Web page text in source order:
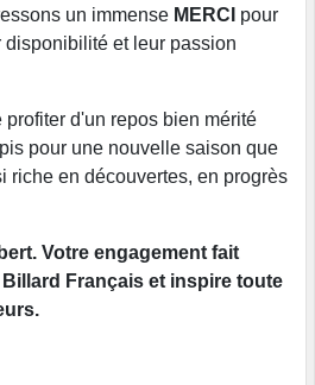
un immense MERCI pour
disponibilité et leur passion
d'un repos bien mérité
pour une nouvelle saison que
riche en découvertes, en progrès
Votre engagement fait
Français et inspire toute